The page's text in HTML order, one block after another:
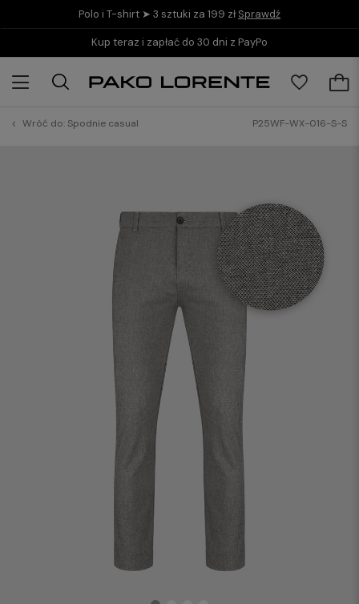
Polo i T-shirt ➤ 3 sztuki za 199 zł Sprawdź
Kup teraz i zapłać do 30 dni z PayPo
Wróć do:Spodnie casual P25WF-WX-016-S-S